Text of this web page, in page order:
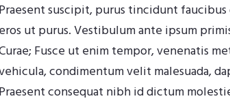
Praesent suscipit, purus tincidunt
eros ut purus. Vestibulum ante ipsum
Fusce ut enim tempor, venenatis
condimentum velit malesuada,
Praesent consequat nibh id dictum